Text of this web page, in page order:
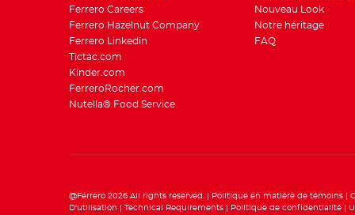
Ferrero Careers
Ferrero Hazelnut Company
Ferrero Linkedin
Tictac.com
Kinder.com
FerreroRocher.com
Nutella® Food Service
Nouveau Look
Notre héritage
FAQ
@Ferrero 2026 All rights reserved. Politique en matière de témoins
D'utilisation
Technical Requirements Politique de confidentialité